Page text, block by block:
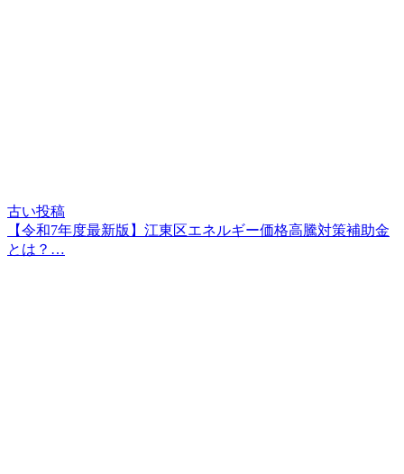
古い投稿
【令和7年度最新版】江東区エネルギー価格高騰対策補助金
とは？…